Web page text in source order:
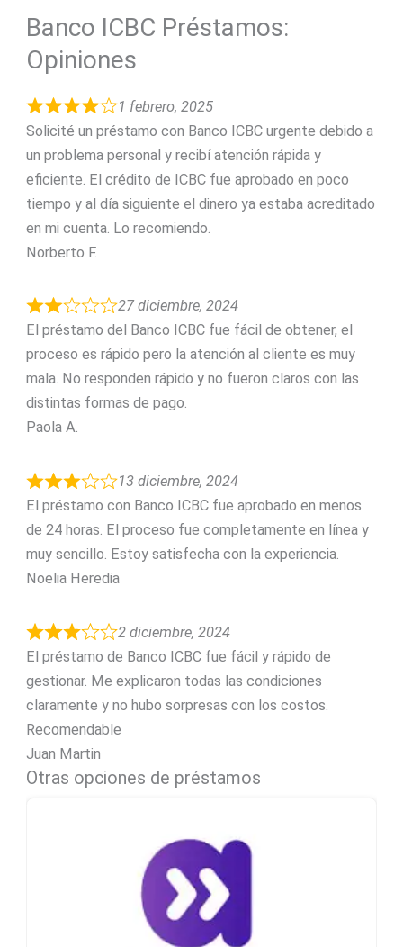
Banco ICBC Préstamos:
Opiniones
1 febrero, 2025
Solicité un préstamo con Banco ICBC urgente debido a
un problema personal y recibí atención rápida y
eficiente. El crédito de ICBC fue aprobado en poco
tiempo y al día siguiente el dinero ya estaba acreditado
en mi cuenta. Lo recomiendo.
Norberto F.
27 diciembre, 2024
El préstamo del Banco ICBC fue fácil de obtener, el
proceso es rápido pero la atención al cliente es muy
mala. No responden rápido y no fueron claros con las
distintas formas de pago.
Paola A.
13 diciembre, 2024
El préstamo con Banco ICBC fue aprobado en menos
de 24 horas. El proceso fue completamente en línea y
muy sencillo. Estoy satisfecha con la experiencia.
Noelia Heredia
2 diciembre, 2024
El préstamo de Banco ICBC fue fácil y rápido de
gestionar. Me explicaron todas las condiciones
claramente y no hubo sorpresas con los costos.
Recomendable
Juan Martin
Otras opciones de préstamos